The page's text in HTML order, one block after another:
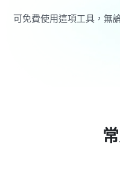
可免費使用這項工具，無